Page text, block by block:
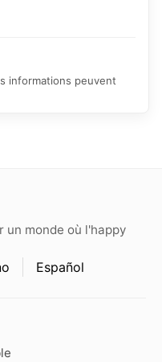
informations peuvent
un monde où l'happy
Español